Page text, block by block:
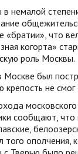
немалой
«братии», что
когорта»
роль Москвы.
Москве был
крепость не
сообщают, что
того